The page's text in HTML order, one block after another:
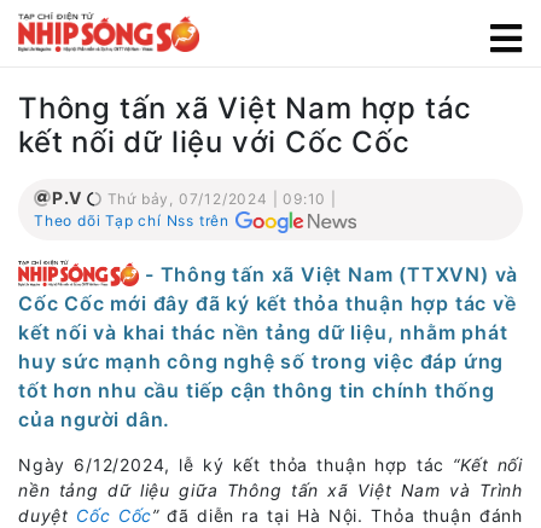
Thông tấn xã Việt Nam hợp tác
kết nối dữ liệu với Cốc Cốc
P.V
Thứ bảy, 07/12/2024 | 09:10 |
Theo dõi Tạp chí Nss trên
- Thông tấn xã Việt Nam (TTXVN) và
Cốc Cốc mới đây đã ký kết thỏa thuận hợp tác về
kết nối và khai thác nền tảng dữ liệu, nhằm phát
huy sức mạnh công nghệ số trong việc đáp ứng
tốt hơn nhu cầu tiếp cận thông tin chính thống
của người dân.
Ngày 6/12/2024, lễ ký kết thỏa thuận hợp tác “Kết nối
nền tảng dữ liệu giữa Thông tấn xã Việt Nam và Trình
duyệt Cốc Cốc” đã diễn ra tại Hà Nội. Thỏa thuận đánh